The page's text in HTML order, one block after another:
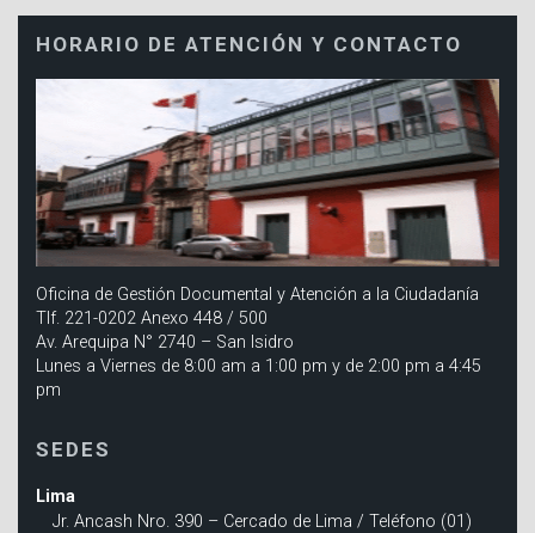
HORARIO DE ATENCIÓN Y CONTACTO
Oficina de Gestión Documental y Atención a la Ciudadanía
Tlf. 221-0202 Anexo 448 / 500
Av. Arequipa N° 2740 – San Isidro
Lunes a Viernes de 8:00 am a 1:00 pm y de 2:00 pm a 4:45
pm
SEDES
Lima
Jr. Ancash Nro. 390 – Cercado de Lima / Teléfono (01)